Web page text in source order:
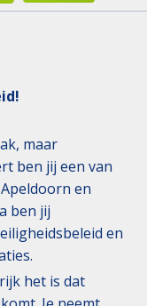
maar
ben jij een van
en
ben jij
en
het is dat